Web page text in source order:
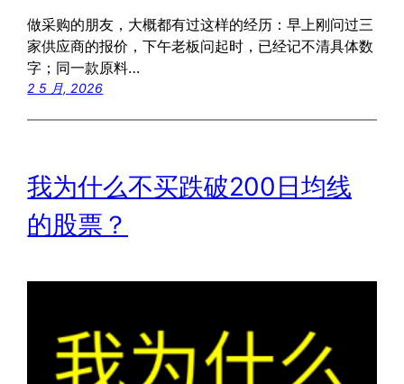
做采购的朋友，大概都有过这样的经历：早上刚问过三
家供应商的报价，下午老板问起时，已经记不清具体数
字；同一款原料…
2 5 月, 2026
我为什么不买跌破200日均线
的股票？